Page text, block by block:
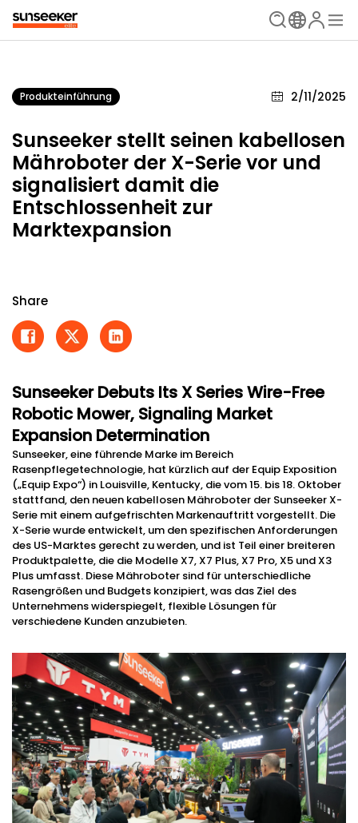
Produkteinführung 2/11/2025
Sunseeker stellt seinen kabellosen
Mähroboter der X-Serie vor und
signalisiert damit die
Entschlossenheit zur
Marktexpansion
Share
Sunseeker Debuts Its X Series Wire-Free
Robotic Mower, Signaling Market
Expansion Determination
Sunseeker, eine führende Marke im Bereich
Rasenpflegetechnologie, hat kürzlich auf der Equip Exposition
(„Equip Expo“) in Louisville, Kentucky, die vom 15. bis 18. Oktober
stattfand, den neuen kabellosen Mähroboter der Sunseeker X-
Serie mit einem aufgefrischten Markenauftritt vorgestellt. Die
X-Serie wurde entwickelt, um den spezifischen Anforderungen
des US-Marktes gerecht zu werden, und ist Teil einer breiteren
Produktpalette, die die Modelle X7, X7 Plus, X7 Pro, X5 und X3
Plus umfasst. Diese Mähroboter sind für unterschiedliche
Rasengrößen und Budgets konzipiert, was das Ziel des
Unternehmens widerspiegelt, flexible Lösungen für
verschiedene Kunden anzubieten.